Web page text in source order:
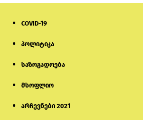
COVID-19
პოლიტიკა
საზოგადოება
მსოფლიო
არჩევნები 2021